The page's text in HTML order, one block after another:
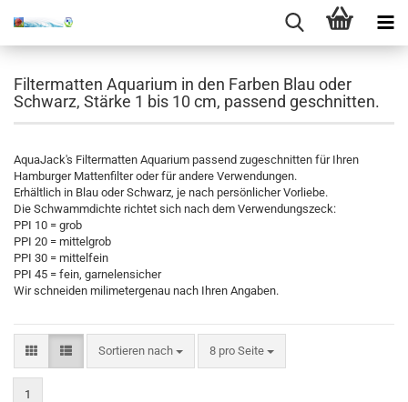
Filtermatten Aquarium in den Farben Blau oder
Schwarz, Stärke 1 bis 10 cm, passend geschnitten.
AquaJack's Filtermatten Aquarium passend zugeschnitten für Ihren
Hamburger Mattenfilter oder für andere Verwendungen.
Erhältlich in Blau oder Schwarz, je nach persönlicher Vorliebe.
Die Schwammdichte richtet sich nach dem Verwendungszeck:
PPI 10 = grob
PPI 20 = mittelgrob
PPI 30 = mittelfein
PPI 45 = fein, garnelensicher
Wir schneiden milimetergenau nach Ihren Angaben.
Sortieren nach 8 pro Seite
1